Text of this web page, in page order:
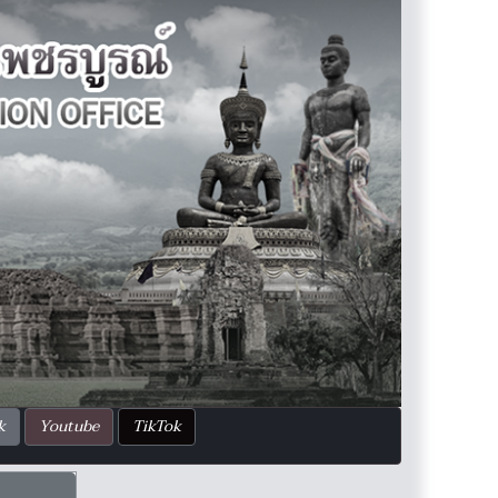
Youtube TikTok